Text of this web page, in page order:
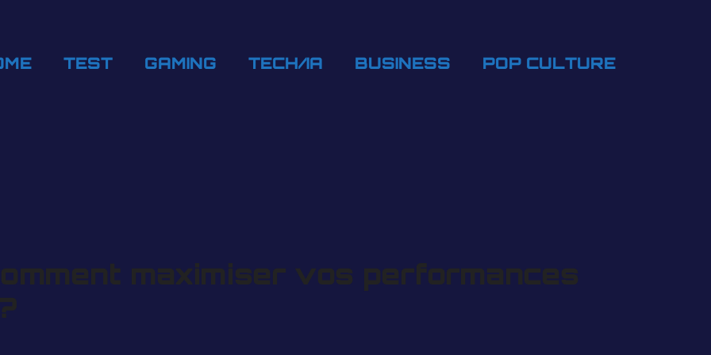
TEST GAMING TECH/IA BUSINESS POP CULTURE
maximiser vos performances